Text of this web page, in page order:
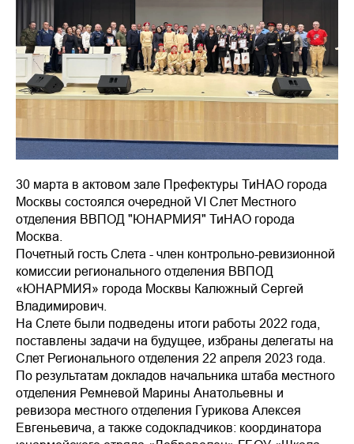
30 марта в актовом зале Префектуры ТиНАО города
Москвы состоялся очередной VI Слет Местного
отделения ВВПОД "ЮНАРМИЯ" ТиНАО города
Москва.
Почетный гость Слета - член контрольно-ревизионной
комиссии регионального отделения ВВПОД
«ЮНАРМИЯ» города Москвы Калюжный Сергей
Владимирович.
На Слете были подведены итоги работы 2022 года,
поставлены задачи на будущее, избраны делегаты на
Слет Регионального отделения 22 апреля 2023 года.
По результатам докладов начальника штаба местного
отделения Ремневой Марины Анатольевны и
ревизора местного отделения Гурикова Алексея
Евгеньевича, а также содокладчиков: координатора